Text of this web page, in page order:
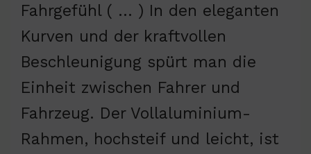
Fahrgefühl ( … ) In den eleganten
Kurven und der kraftvollen
Beschleunigung spürt man die
Einheit zwischen Fahrer und
Fahrzeug. Der Vollaluminium-
Rahmen, hochsteif und leicht, ist